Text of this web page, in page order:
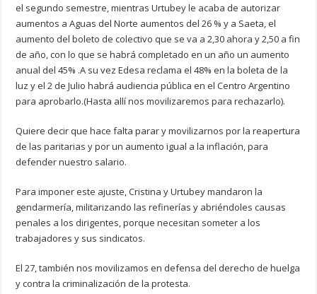
el segundo semestre, mientras Urtubey le acaba de autorizar
aumentos a Aguas del Norte aumentos del 26 % y a Saeta, el
aumento del boleto de colectivo que se va a 2,30 ahora y 2,50 a fin
de año, con lo que se habrá completado en un año un aumento
anual del 45% .A su vez Edesa reclama el 48% en la boleta de la
luz y el 2 de Julio habrá audiencia pública en el Centro Argentino
para aprobarlo.(Hasta allí nos movilizaremos para rechazarlo).
Quiere decir que hace falta parar y movilizarnos por la reapertura
de las paritarias y por un aumento igual a la inflación, para
defender nuestro salario.
Para imponer este ajuste, Cristina y Urtubey mandaron la
gendarmería, militarizando las refinerías y abriéndoles causas
penales a los dirigentes, porque necesitan someter a los
trabajadores y sus sindicatos.
El 27, también nos movilizamos en defensa del derecho de huelga
y contra la criminalización de la protesta.